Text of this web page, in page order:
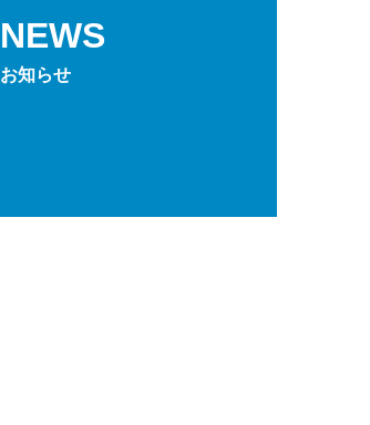
NEWS
お知らせ